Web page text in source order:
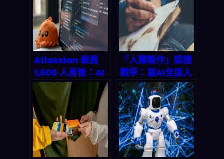
顛覆發音障礙療
程，2027市場預
測達數十億美元？
Atlassian 裁員
1,600 人背後：AI
時代的開發工具大
洗牌
「人類製作」認證
戰爭：當AI全面入
侵創作領域，八個
組織搶定下一個公
平貿易標章